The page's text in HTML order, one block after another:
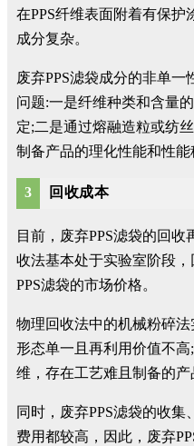
在PPS纤维表面附着有保护
成分复杂。
废弃PPS滤袋成分的非单
问题:一是纤维种类和含量
定;二是通过熔融造粒或纺
制备产品的理化性能和性能
3 回收成本
目前，废弃PPS滤袋的回
收法基本处于实验室阶段
PPS滤袋的市场价格。
物理回收法中的机械粉碎
形态单一且再利用价值不
维，存在工艺难且制备的产
同时，废弃PPS滤袋的收
费用都较高，因此，废弃